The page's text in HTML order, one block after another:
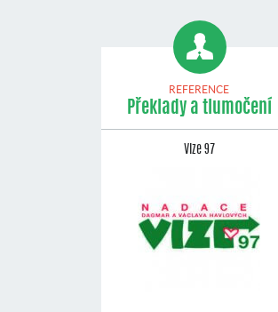
REFERENCE
Překlady a tlumočení
Vize 97